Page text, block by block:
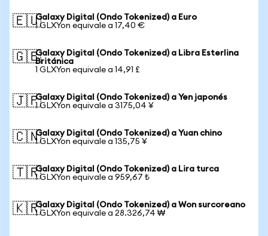
🇪🇺Galaxy Digital (Ondo Tokenized) a Euro
1 GLXYon equivale a 17,40 €
🇬🇧Galaxy Digital (Ondo Tokenized) a Libra Esterlina
Británica
1 GLXYon equivale a 14,91 £
🇯🇵Galaxy Digital (Ondo Tokenized) a Yen japonés
1 GLXYon equivale a 3175,04 ¥
🇨🇳Galaxy Digital (Ondo Tokenized) a Yuan chino
1 GLXYon equivale a 135,75 ¥
🇹🇷Galaxy Digital (Ondo Tokenized) a Lira turca
1 GLXYon equivale a 959,67 ₺
🇰🇷Galaxy Digital (Ondo Tokenized) a Won surcoreano
1 GLXYon equivale a 28.326,74 ₩